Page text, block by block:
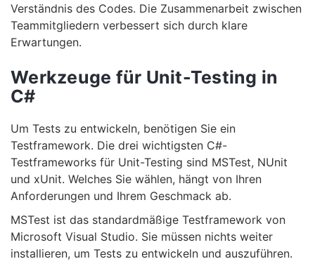
Verständnis des Codes. Die Zusammenarbeit zwischen
Teammitgliedern verbessert sich durch klare
Erwartungen.
Werkzeuge für Unit-Testing in
C#
Um Tests zu entwickeln, benötigen Sie ein
Testframework. Die drei wichtigsten C#-
Testframeworks für Unit-Testing sind MSTest, NUnit
und xUnit. Welches Sie wählen, hängt von Ihren
Anforderungen und Ihrem Geschmack ab.
MSTest ist das standardmäßige Testframework von
Microsoft Visual Studio. Sie müssen nichts weiter
installieren, um Tests zu entwickeln und auszuführen.